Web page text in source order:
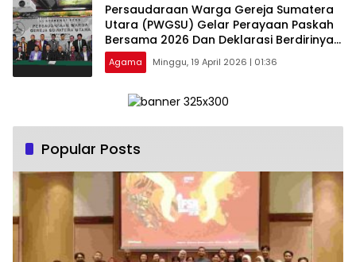
Persaudaraan Warga Gereja Sumatera
Utara (PWGSU) Gelar Perayaan Paskah
Bersama 2026 Dan Deklarasi Berdirinya
Persaudaraan Warga Gereja Sumatera
Utara (PWGSU)
Agama Minggu, 19 April 2026 | 01:36
Popular Posts